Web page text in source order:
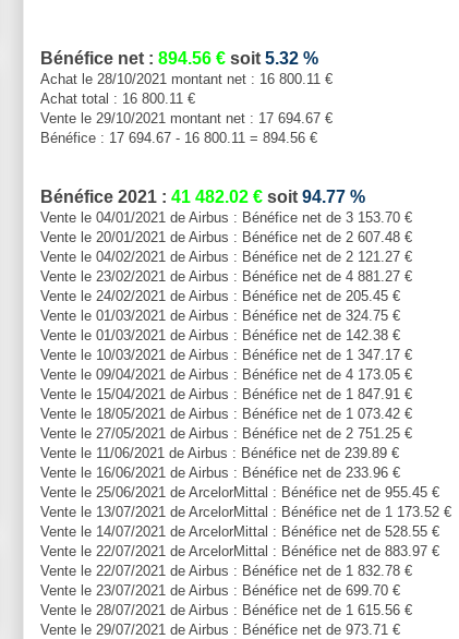
Bénéfice net : 894.56 € soit 5.32 %
Achat le 28/10/2021 montant net : 16 800.11 €
Achat total : 16 800.11 €
Vente le 29/10/2021 montant net : 17 694.67 €
Bénéfice : 17 694.67 - 16 800.11 = 894.56 €
Bénéfice 2021 : 41 482.02 € soit 94.77 %
Vente le 04/01/2021 de Airbus : Bénéfice net de 3 153.70 €
Vente le 20/01/2021 de Airbus : Bénéfice net de 2 607.48 €
Vente le 04/02/2021 de Airbus : Bénéfice net de 2 121.27 €
Vente le 23/02/2021 de Airbus : Bénéfice net de 4 881.27 €
Vente le 24/02/2021 de Airbus : Bénéfice net de 205.45 €
Vente le 01/03/2021 de Airbus : Bénéfice net de 324.75 €
Vente le 01/03/2021 de Airbus : Bénéfice net de 142.38 €
Vente le 10/03/2021 de Airbus : Bénéfice net de 1 347.17 €
Vente le 09/04/2021 de Airbus : Bénéfice net de 4 173.05 €
Vente le 15/04/2021 de Airbus : Bénéfice net de 1 847.91 €
Vente le 18/05/2021 de Airbus : Bénéfice net de 1 073.42 €
Vente le 27/05/2021 de Airbus : Bénéfice net de 2 751.25 €
Vente le 11/06/2021 de Airbus : Bénéfice net de 239.89 €
Vente le 16/06/2021 de Airbus : Bénéfice net de 233.96 €
Vente le 25/06/2021 de ArcelorMittal : Bénéfice net de 955.45 €
Vente le 13/07/2021 de ArcelorMittal : Bénéfice net de 1 173.52 €
Vente le 14/07/2021 de ArcelorMittal : Bénéfice net de 528.55 €
Vente le 22/07/2021 de ArcelorMittal : Bénéfice net de 883.97 €
Vente le 22/07/2021 de Airbus : Bénéfice net de 1 832.78 €
Vente le 23/07/2021 de Airbus : Bénéfice net de 699.70 €
Vente le 28/07/2021 de Airbus : Bénéfice net de 1 615.56 €
Vente le 29/07/2021 de Airbus : Bénéfice net de 973.71 €